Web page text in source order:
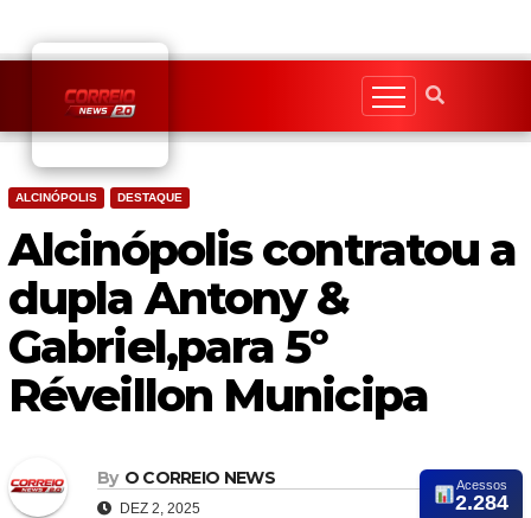
content
ALCINÓPOLIS DESTAQUE
Alcinópolis contratou a
dupla Antony &
Gabriel,para 5º
Réveillon Municipa
By O CORREIO NEWS
DEZ 2, 2025
Acessos
2.284